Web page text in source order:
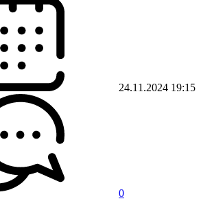
24.11.2024 19:15
0